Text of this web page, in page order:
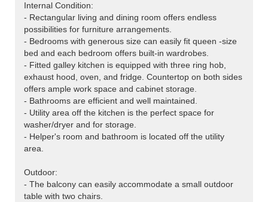
Internal Condition:
- Rectangular living and dining room offers endless
possibilities for furniture arrangements.
- Bedrooms with generous size can easily fit queen -size
bed and each bedroom offers built-in wardrobes.
- Fitted galley kitchen is equipped with three ring hob,
exhaust hood, oven, and fridge. Countertop on both sides
offers ample work space and cabinet storage.
- Bathrooms are efficient and well maintained.
- Utility area off the kitchen is the perfect space for
washer/dryer and for storage.
- Helper's room and bathroom is located off the utility
area.
Outdoor:
- The balcony can easily accommodate a small outdoor
table with two chairs.